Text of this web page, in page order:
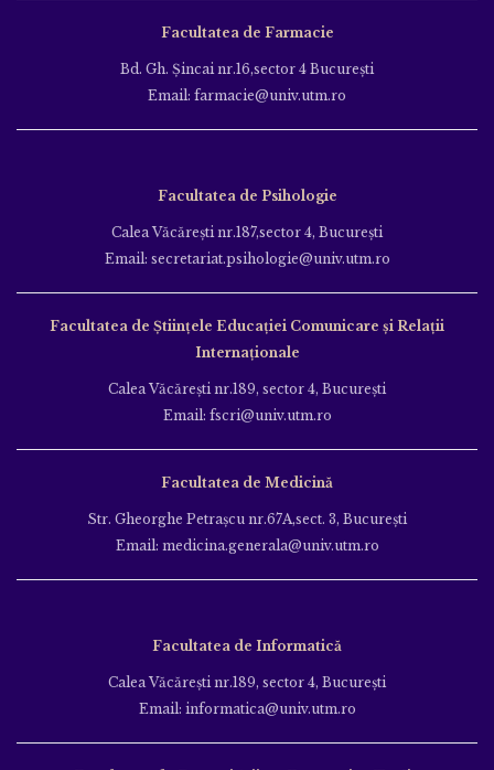
Facultatea de Farmacie
Bd. Gh. Şincai nr.16,sector 4 Bucureşti
Email: farmacie@univ.utm.ro
Facultatea de Psihologie
Calea Văcăreşti nr.187,sector 4, Bucureşti
Email: secretariat.psihologie@univ.utm.ro
Facultatea de Ştiinţele Educației Comunicare și Relații
Internaționale
Calea Văcăreşti nr.189, sector 4, Bucureşti
Email: fscri@univ.utm.ro
Facultatea de Medicină
Str. Gheorghe Petraşcu nr.67A,sect. 3, Bucureşti
Email: medicina.generala@univ.utm.ro
Facultatea de Informatică
Calea Văcăreşti nr.189, sector 4, Bucureşti
Email: informatica@univ.utm.ro